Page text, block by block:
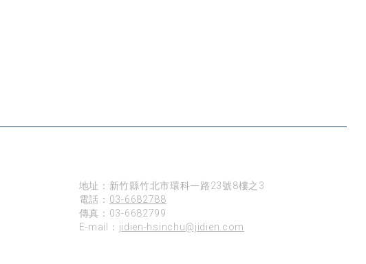
地址：新竹縣竹北市環科一路23號8樓之3
電話： 03-6682788
傳真：03-6682799
E-mail： jidien-hsinchu@jidien.com